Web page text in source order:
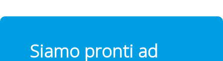
Siamo pronti ad